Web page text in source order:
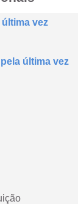
vez
última vez